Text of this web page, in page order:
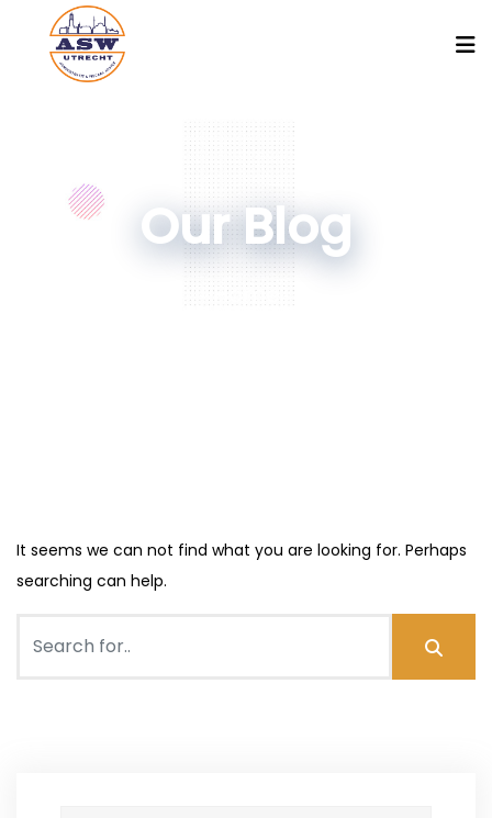
Our Blog
Home
It seems we can not find what you are looking for. Perhaps
searching can help.